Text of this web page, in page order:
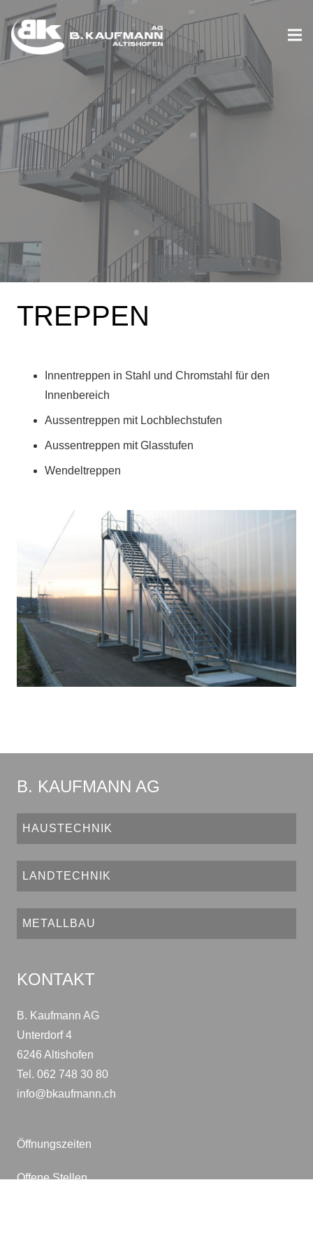
TREPPEN
Innentreppen in Stahl und Chromstahl für den
Innenbereich
Aussentreppen mit Lochblechstufen
Aussentreppen mit Glasstufen
Wendeltreppen
B. KAUFMANN AG
HAUSTECHNIK
LANDTECHNIK
METALLBAU
KONTAKT
B. Kaufmann AG
Unterdorf 4
6246 Altishofen
Tel. 062 748 30 80
info@bkaufmann.ch
Öffnungszeiten
Offene Stellen